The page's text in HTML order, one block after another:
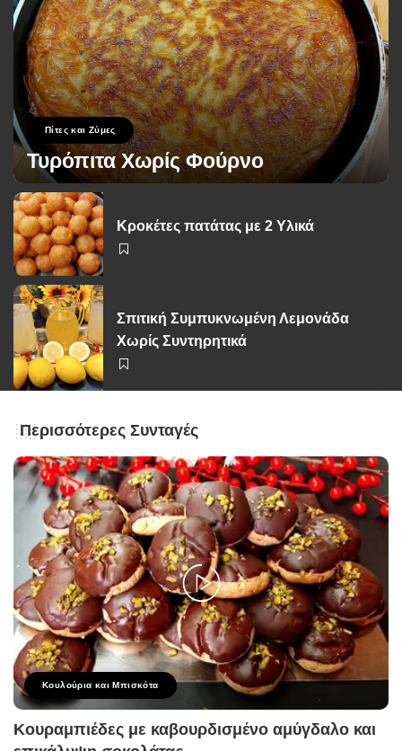
Πίτες και Ζύμες
Τυρόπιτα Χωρίς Φούρνο
Posted
by
George Zolis 17 Σεπτεμβρίου 2024
Κροκέτες πατάτας με 2 Υλικά
Σπιτική Συμπυκνωμένη Λεμονάδα
Χωρίς Συντηρητικά
Περισσότερες Συνταγές
Κουλούρια και Μπισκότα
Κουραμπιέδες με καβουρδισμένο αμύγδαλο και